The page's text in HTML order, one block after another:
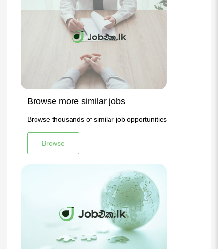
Browse more similar jobs
Browse thousands of similar job opportunities
Browse